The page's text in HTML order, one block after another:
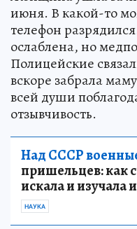
июня. В какой-то
телефон
ослаблена, но
Полицейские
вскоре забрала
всей души
отзывчивость.
Над СССР
пришельцев: как
искала и изучала
НАУКА